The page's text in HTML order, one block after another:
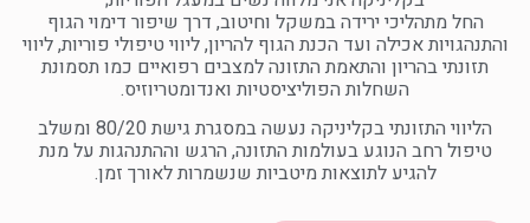
החל מתהליכי ירידה במשקל וחיטוב, דרך שיפור דימוי הגוף
והתנהגויות אכילה ועד הכנת הגוף להריון, ליווי טיפולי פוריות, ליווי
תזונתי בהריון והתאמת התזונה למצבים רפואיים כמו תסמונת
השחלות הפוליציסטיות ואנדומטריוזיס.
הליווי התזונתי בקליניקה נעשה במסגרת גישת 80/20 ומשלב
טיפול רחב הנוגע בעולמות התזונה, הרגש וההתנהגות על מנת
להגיע לתוצאות מיטביות שנשמרות לאורך זמן.